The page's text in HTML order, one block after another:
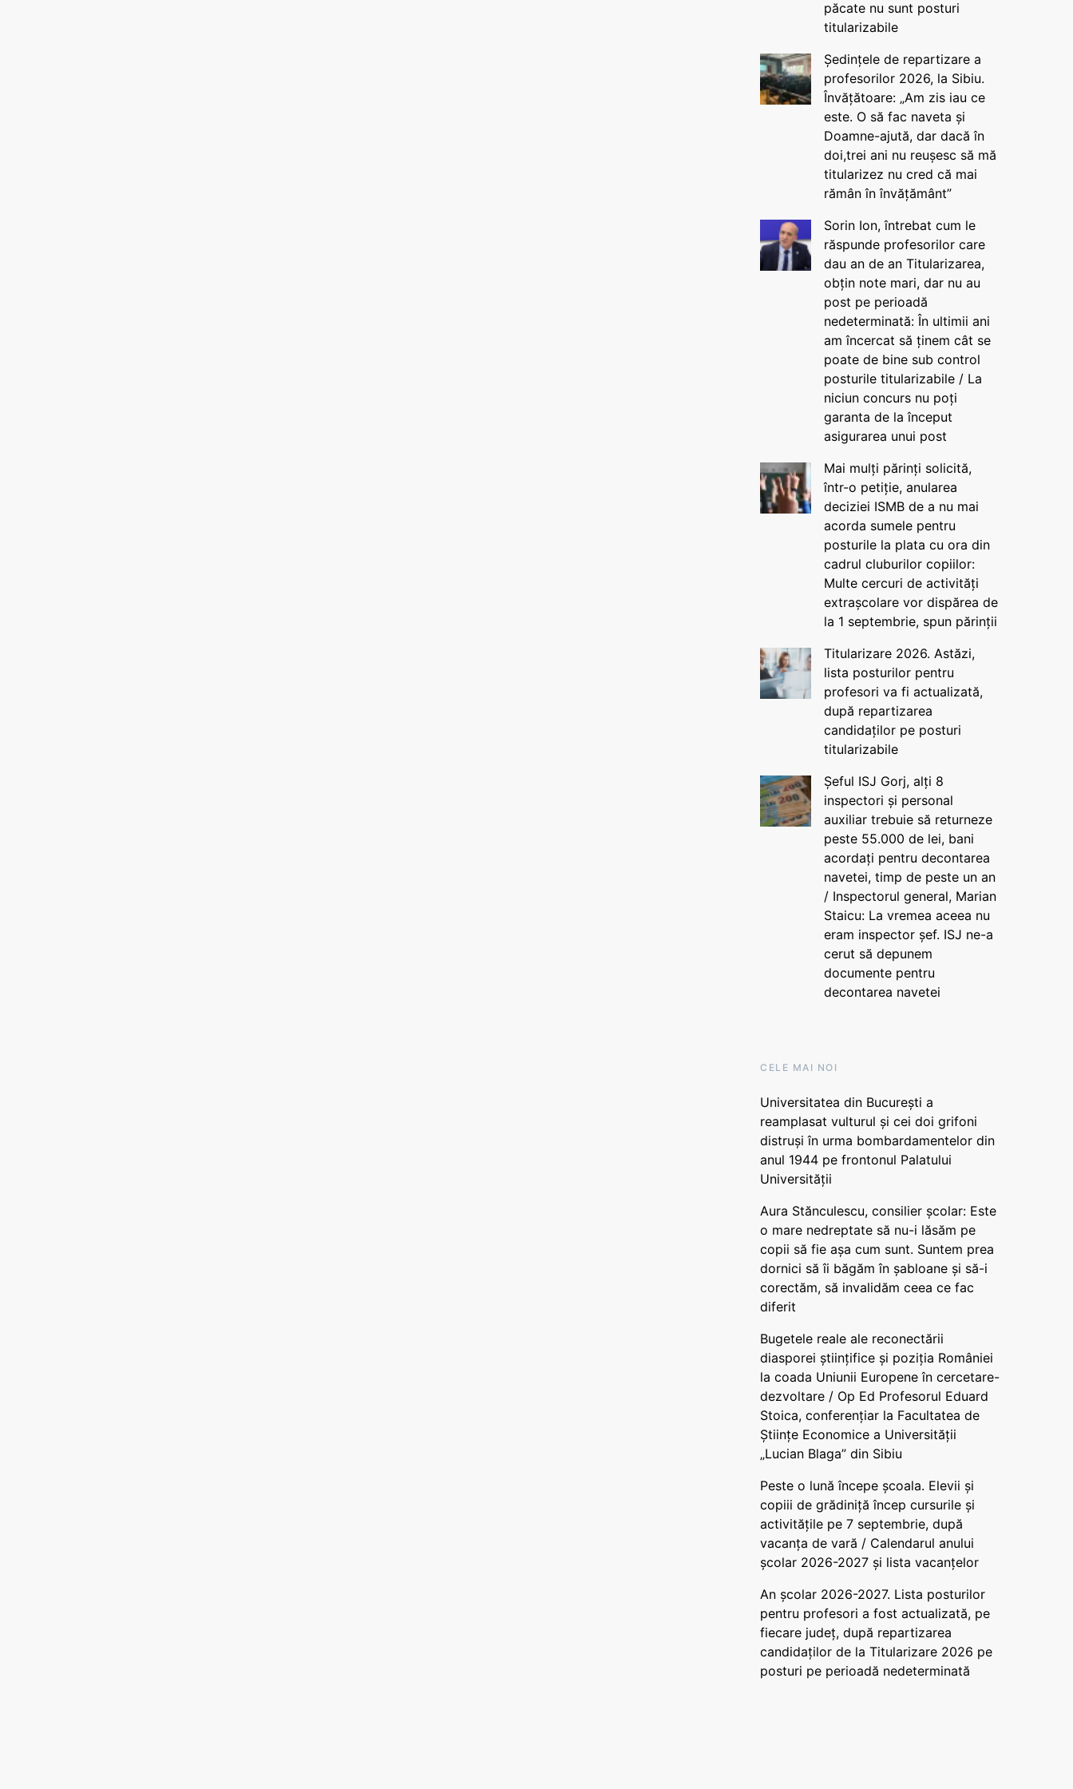
păcate nu sunt posturi
titularizabile
Ședințele de repartizare a
profesorilor 2026, la Sibiu.
Învățătoare: „Am zis iau ce
este. O să fac naveta și
Doamne-ajută, dar dacă în
doi,trei ani nu reușesc să mă
titularizez nu cred că mai
rămân în învățământ”
Sorin Ion, întrebat cum le
răspunde profesorilor care
dau an de an Titularizarea,
obțin note mari, dar nu au
post pe perioadă
nedeterminată: În ultimii ani
am încercat să ținem cât se
poate de bine sub control
posturile titularizabile / La
niciun concurs nu poți
garanta de la început
asigurarea unui post
Mai mulți părinți solicită,
într-o petiție, anularea
deciziei ISMB de a nu mai
acorda sumele pentru
posturile la plata cu ora din
cadrul cluburilor copiilor:
Multe cercuri de activități
extrașcolare vor dispărea de
la 1 septembrie, spun părinții
Titularizare 2026. Astăzi,
lista posturilor pentru
profesori va fi actualizată,
după repartizarea
candidaților pe posturi
titularizabile
Șeful ISJ Gorj, alți 8
inspectori și personal
auxiliar trebuie să returneze
peste 55.000 de lei, bani
acordați pentru decontarea
navetei, timp de peste un an
/ Inspectorul general, Marian
Staicu: La vremea aceea nu
eram inspector șef. ISJ ne-a
cerut să depunem
documente pentru
decontarea navetei
CELE MAI NOI
Universitatea din București a
reamplasat vulturul și cei doi grifoni
distruși în urma bombardamentelor din
anul 1944 pe frontonul Palatului
Universității
Aura Stănculescu, consilier școlar: Este
o mare nedreptate să nu-i lăsăm pe
copii să fie așa cum sunt. Suntem prea
dornici să îi băgăm în șabloane și să-i
corectăm, să invalidăm ceea ce fac
diferit
Bugetele reale ale reconectării
diasporei științifice și poziția României
la coada Uniunii Europene în cercetare-
dezvoltare / Op Ed Profesorul Eduard
Stoica, conferențiar la Facultatea de
Științe Economice a Universității
„Lucian Blaga” din Sibiu
Peste o lună începe școala. Elevii și
copiii de grădiniță încep cursurile și
activitățile pe 7 septembrie, după
vacanța de vară / Calendarul anului
școlar 2026-2027 și lista vacanțelor
An școlar 2026-2027. Lista posturilor
pentru profesori a fost actualizată, pe
fiecare județ, după repartizarea
candidaților de la Titularizare 2026 pe
posturi pe perioadă nedeterminată